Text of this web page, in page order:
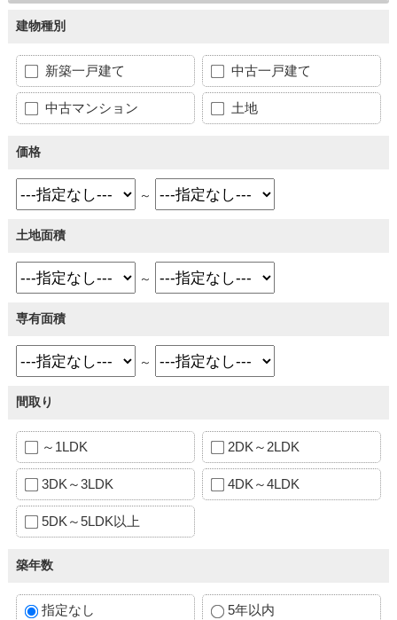
建物種別
新築一戸建て 中古一戸建て
中古マンション 土地
価格
～
土地面積
～
専有面積
～
間取り
～1LDK 2DK～2LDK
3DK～3LDK 4DK～4LDK
5DK～5LDK以上
築年数
指定なし 5年以内